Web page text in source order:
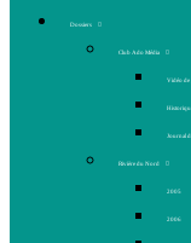
Dossiers
Club Ado Média
Vidéo de
Journal
Rivière du Nord
2005
2006